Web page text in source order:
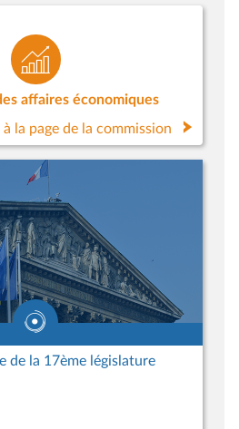
affaires économiques
la page de la commission
de la 17ème législature